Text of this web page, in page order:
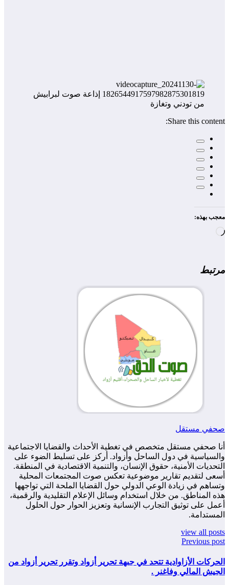
Share this content:
معجب بهذه:
مرتبط
صحفي مستقل
أنا صحفي مستقل متخصص في تغطية الأحداث والقضايا الاجتماعية
والسياسية في دول الساحل وأزواد. أركز على تسليط الضوء على
التحديات الأمنية، حقوق الإنسان، والتنمية الاقتصادية في المنطقة.
أسعى لتقديم تقارير موضوعية تعكس صوت المجتمعات المحلية
وتساهم في زيادة الوعي الدولي حول القضايا الملحة التي تواجهها
هذه المناطق. من خلال استخدام وسائل الإعلام التقليدية والرقمية،
أعمل على توثيق التجارب الإنسانية وتعزيز الحوار حول الحلول
المستدامة.
view all posts
Previous post
الحركات الأزاوادية تتحد في جبهة تحرير أزواد وتقرر تحرير أزواد من
الجيش المالي وفاغنر .